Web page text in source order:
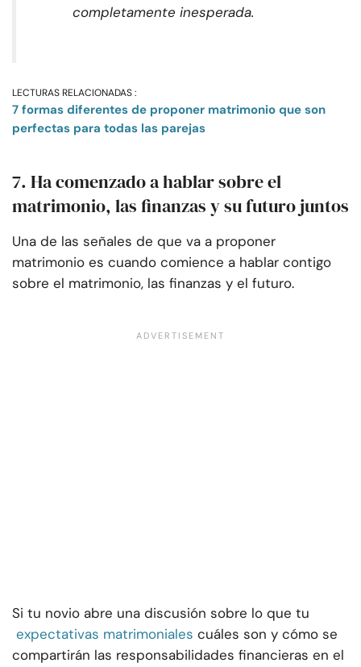
completamente inesperada.
LECTURAS RELACIONADAS :
7 formas diferentes de proponer matrimonio que son
perfectas para todas las parejas
7. Ha comenzado a hablar sobre el
matrimonio, las finanzas y su futuro juntos
Una de las señales de que va a proponer
matrimonio es cuando comience a hablar contigo
sobre el matrimonio, las finanzas y el futuro.
Si tu novio abre una discusión sobre lo que tu
expectativas matrimoniales cuáles son y cómo se
compartirán las responsabilidades financieras en el